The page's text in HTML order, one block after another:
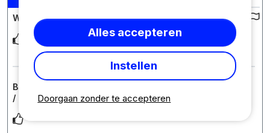
Waardering van de camping :
Simplicité, emplacements, accueil, conseils Proximité
imbattable du puy du fou
Beoordeling van de accommodatie : Caravan / camper
/ buscamper / omgebouwde auto
Doorgaan zonder te accepteren
Alles accepteren
Instellen